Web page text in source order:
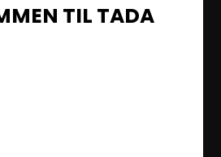
TIL TADA